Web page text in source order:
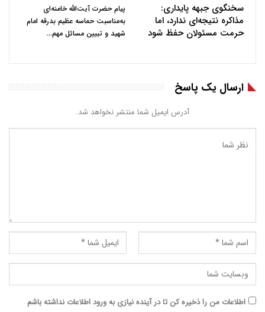
سخنگوی جبهه پایداری:
مذاکره نتیجه‌ای ندارد، اما
حرمت مسئولان حفظ شود
پیام حضرت آیت‌الله خامنه‌ای
به‌مناسبت حماسه عظیم بدرقه امام
شهید و تبیین مسائل مهم…
ارسال یک پاسخ
آدرس ایمیل شما منتشر نخواهد شد.
اطلاعات من را ذخیره کن تا در آینده نیازی به ورود اطلاعات نداشته باشم